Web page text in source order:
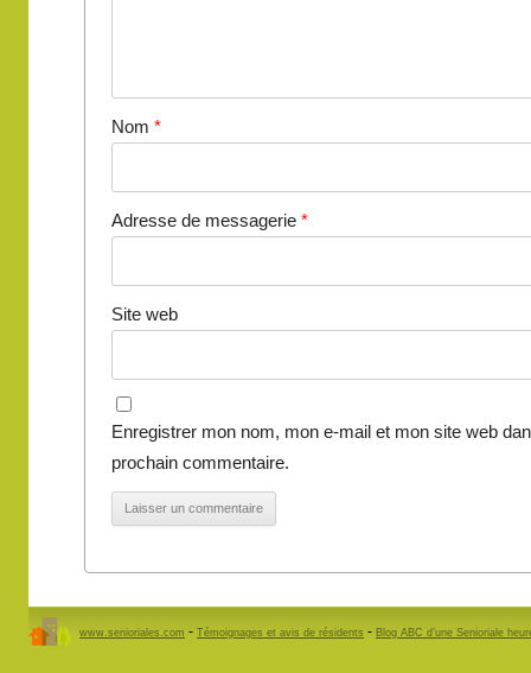
Nom *
Adresse de messagerie *
Site web
Enregistrer mon nom, mon e-mail et mon site web
prochain commentaire.
www.senioriales.com - Témoignages et avis de résidents - Blog ABC d’une Senioriale